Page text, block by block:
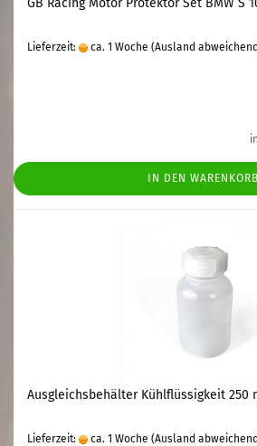
GB Racing Motor Protektor Set BMW S
Lieferzeit: ca. 1 Woche (Ausland
IN DEN WARENKORB
Ausgleichsbehälter Kühlflüssigkeit 250
Lieferzeit: ca. 1 Woche (Ausland